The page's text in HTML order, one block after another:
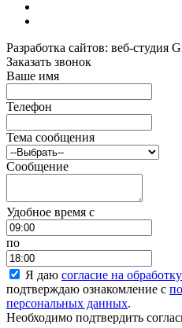
Разработка сайтов: веб-студия
Заказать звонок
Ваше имя
Телефон
Тема сообщения
Сообщение
Удобное время c
по
Я даю согласие на
подтверждаю ознакомление с
персональных данных.
Необходимо подтвердить